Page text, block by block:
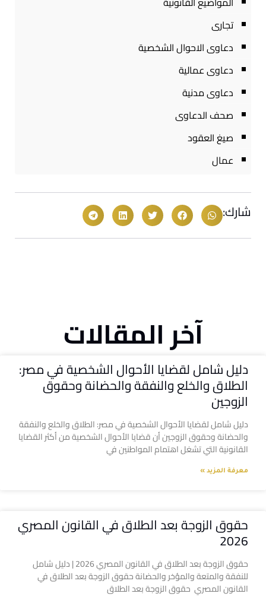
تجارى
دعاوى الاحوال الشخصية
دعاوى عمالية
دعاوى مدنية
صحف الدعاوى
صيغ العقود
عمال
شارك:
آخر المقالات
دليل شامل لقضايا الأحوال الشخصية في مصر:
الطلاق والخلع والنفقة والحضانة وحقوق
الزوجين
دليل شامل لقضايا الأحوال الشخصية في مصر: الطلاق والخلع والنفقة
والحضانة وحقوق الزوجين أن قضايا الأحوال الشخصية من أكثر القضايا
القانونية التي تشغل اهتمام المواطنين في
معرفة المزيد »
حقوق الزوجة بعد الطلاق في القانون المصري
2026
حقوق الزوجة بعد الطلاق في القانون المصري 2026 | دليل شامل
للنفقة والمتعة والمؤخر والحضانة حقوق الزوجة بعد الطلاق في
القانون المصري حقوق الزوجة بعد الطلاق